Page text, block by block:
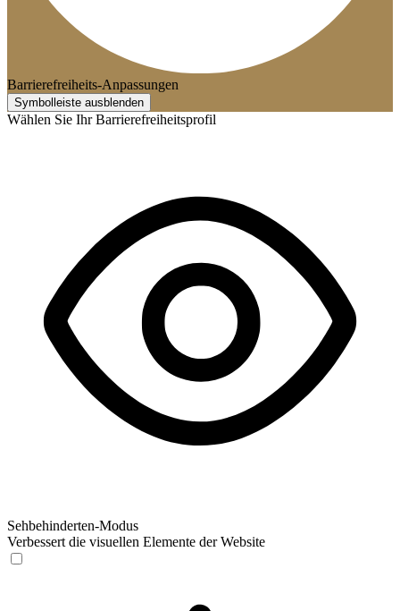
Barrierefreiheits-Anpassungen
Symbolleiste ausblenden
Wählen Sie Ihr Barrierefreiheitsprofil
Sehbehinderten-Modus
Verbessert die visuellen Elemente der Website